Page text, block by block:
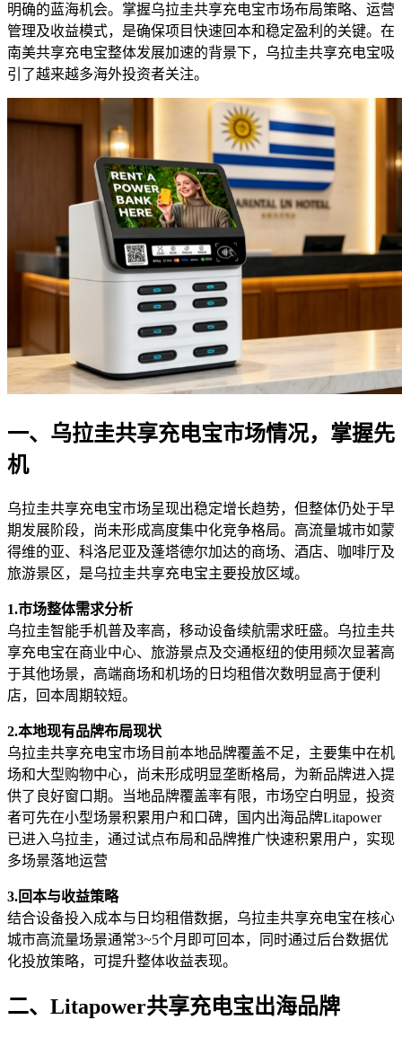
明确的蓝海机会。掌握乌拉圭共享充电宝市场布局策略、运营
管理及收益模式，是确保项目快速回本和稳定盈利的关键。在
南美共享充电宝整体发展加速的背景下，乌拉圭共享充电宝吸
引了越来越多海外投资者关注。
一、乌拉圭共享充电宝市场情况，掌握先
机
乌拉圭共享充电宝市场呈现出稳定增长趋势，但整体仍处于早
期发展阶段，尚未形成高度集中化竞争格局。高流量城市如蒙
得维的亚、科洛尼亚及蓬塔德尔加达的商场、酒店、咖啡厅及
旅游景区，是乌拉圭共享充电宝主要投放区域。
1.市场整体需求分析
乌拉圭智能手机普及率高，移动设备续航需求旺盛。乌拉圭共
享充电宝在商业中心、旅游景点及交通枢纽的使用频次显著高
于其他场景，高端商场和机场的日均租借次数明显高于便利
店，回本周期较短。
2.本地现有品牌布局现状
乌拉圭共享充电宝市场目前本地品牌覆盖不足，主要集中在机
场和大型购物中心，尚未形成明显垄断格局，为新品牌进入提
供了良好窗口期。当地品牌覆盖率有限，市场空白明显，投资
者可先在小型场景积累用户和口碑，国内出海品牌Litapower
已进入乌拉圭，通过试点布局和品牌推广快速积累用户，实现
多场景落地运营
3.回本与收益策略
结合设备投入成本与日均租借数据，乌拉圭共享充电宝在核心
城市高流量场景通常3~5个月即可回本，同时通过后台数据优
化投放策略，可提升整体收益表现。
二、Litapower共享充电宝出海品牌